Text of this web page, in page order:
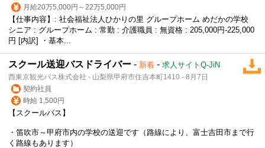
月給20万5,000円～22万5,000円
【仕事内容】: 社会福祉法人ひかりの里 グループホーム めだかの学校
シニア : グループホーム : 常勤 : 介護職員 : 無資格 : 205,000円-225,000
円 [内訳] ・基本...
スクール送迎バスドライバー - 新着 - 求人サイトQ-JiN
西東京観光バス株式会社 - 山梨県甲府市住吉本町1410 - 8月7日
契約社員
時給 1,500円
【スクールバス】
・笛吹市～甲府市内の学校の送迎です（路線により、富士吉田市まで行
く路線もあります）